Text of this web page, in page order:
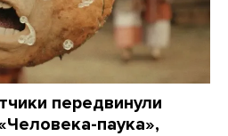
передвинули
паука»,